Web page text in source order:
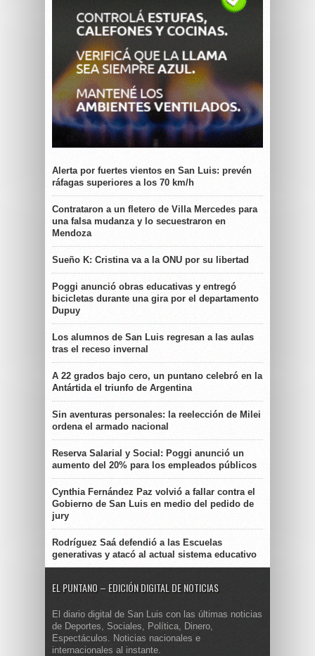
Alerta por fuertes vientos en San Luis: prevén
ráfagas superiores a los 70 km/h
Contrataron a un fletero de Villa Mercedes para
una falsa mudanza y lo secuestraron en
Mendoza
Sueño K: Cristina va a la ONU por su libertad
Poggi anunció obras educativas y entregó
bicicletas durante una gira por el departamento
Dupuy
Los alumnos de San Luis regresan a las aulas
tras el receso invernal
A 22 grados bajo cero, un puntano celebró en la
Antártida el triunfo de Argentina
Sin aventuras personales: la reelección de Milei
ordena el armado nacional
Reserva Salarial y Social: Poggi anunció un
aumento del 20% para los empleados públicos
Cynthia Fernández Paz volvió a fallar contra el
Gobierno de San Luis en medio del pedido de
jury
Rodríguez Saá defendió a las Escuelas
generativas y atacó al actual sistema educativo
EL PUNTANO – EDICIÓN DIGITAL DE NOTICIAS
El diario digital de San Luis con las últimas noticias
de Deportes, Sociales, Política, Dinero,
Espectáculos. Noticias nacionales e
internacionales al instante.